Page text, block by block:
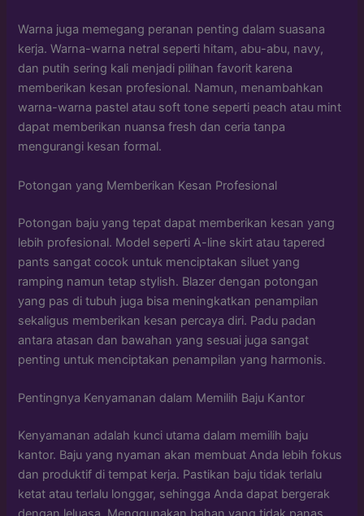
Warna juga memegang peranan penting dalam suasana
kerja. Warna-warna netral seperti hitam, abu-abu, navy,
dan putih sering kali menjadi pilihan favorit karena
memberikan kesan profesional. Namun, menambahkan
warna-warna pastel atau soft tone seperti peach atau mint
dapat memberikan nuansa fresh dan ceria tanpa
mengurangi kesan formal.
Potongan yang Memberikan Kesan Profesional
Potongan baju yang tepat dapat memberikan kesan yang
lebih profesional. Model seperti A-line skirt atau tapered
pants sangat cocok untuk menciptakan siluet yang
ramping namun tetap stylish. Blazer dengan potongan
yang pas di tubuh juga bisa meningkatkan penampilan
sekaligus memberikan kesan percaya diri. Padu padan
antara atasan dan bawahan yang sesuai juga sangat
penting untuk menciptakan penampilan yang harmonis.
Pentingnya Kenyamanan dalam Memilih Baju Kantor
Kenyamanan adalah kunci utama dalam memilih baju
kantor. Baju yang nyaman akan membuat Anda lebih fokus
dan produktif di tempat kerja. Pastikan baju tidak terlalu
ketat atau terlalu longgar, sehingga Anda dapat bergerak